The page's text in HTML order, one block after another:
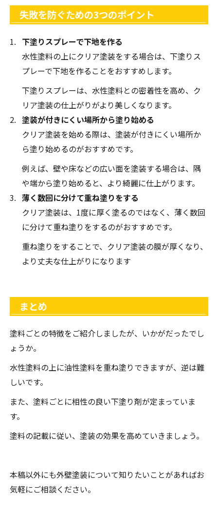
失敗を防ぐための3つのポイント
下塗りスプレーで下地を作る
水性塗料の上にクリア塗装をする場合は、下塗りス
プレーで下地を作ることをおすすめします。
下塗りスプレーは、水性塗料との密着性を高め、ク
リア塗装の仕上がりがより美しくなります。
塗装が付きにくい場所から塗り始める
クリア塗装を始める際は、塗装が付きにくい場所か
ら塗り始めるのがおすすめです。
例えば、壁や床などの広い面を塗装する場合は、隅
や端から塗り始めると、より綺麗に仕上がります。
薄く数回に分けて重ね塗りをする
クリア塗装は、1度に厚く塗るのではなく、薄く数回
に分けて重ね塗りをするのがおすすめです。
重ね塗りをすることで、クリア塗装の膜が厚くなり、
より丈夫な仕上がりになります
まとめ
塗料ごとの特徴をご紹介しましたが、いかがだったでし
ょうか。
水性塗料の上に油性塗料を重ね塗りできますが、逆は難
しいです。
また、塗料ごとに相性の良い下塗り剤が定まっていま
す。
塗料の記載に従い、塗装の効果を高めていきましょう。
本稿以外にも外壁塗装について知りたいことがあればお
気軽にご相談ください。